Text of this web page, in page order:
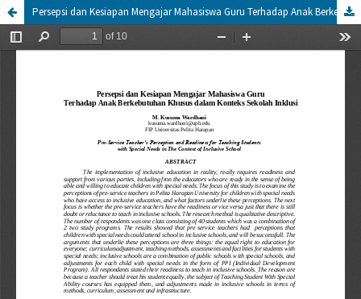
Persepsi dan Kesiapan Mengajar Mahasiswa Guru Terhadap Anak Berkebutuhan Khusus dalam Konteks Sekolah Inklusi